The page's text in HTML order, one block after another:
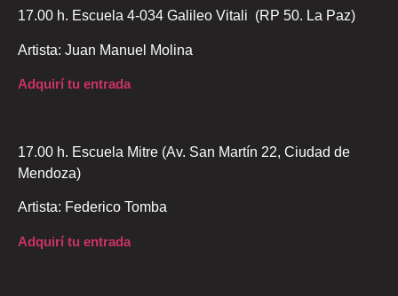
17.00 h. Escuela 4-034 Galileo Vitali (RP 50. La Paz)
Artista: Juan Manuel Molina
Adquirí tu entrada
17.00 h. Escuela Mitre (Av. San Martín 22, Ciudad de
Mendoza)
Artista: Federico Tomba
Adquirí tu entrada